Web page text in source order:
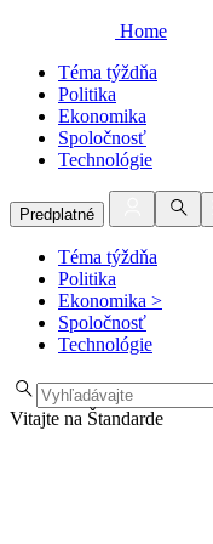
Home
Téma týždňa
Politika
Ekonomika
Spoločnosť
Technológie
Predplatné
Téma týždňa
Politika
Ekonomika >
Spoločnosť
Technológie
Vitajte na Štandarde